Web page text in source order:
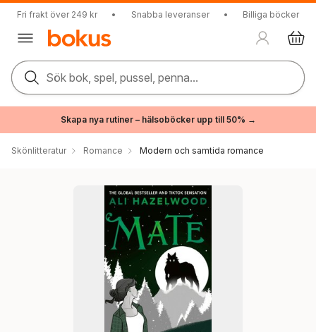
Fri frakt över 249 kr • Snabba leveranser • Billiga böcker
Sök bok, spel, pussel, penna...
Skapa nya rutiner – hälsoböcker upp till 50% →
Skönlitteratur Romance Modern och samtida romance